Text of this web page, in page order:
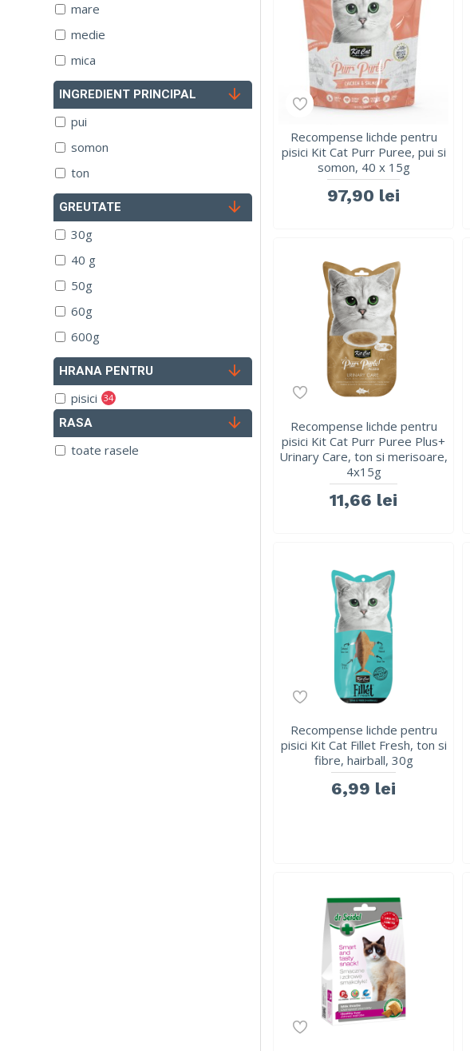
GREUTATE
30g
40 g
50g
60g
600g
mare
medie
mica
HRANA PENTRU
pisici 34
INGREDIENT PRINCIPAL
pui
somon
ton
RASA
toate rasele
Recompense lichde pentru
pisici Kit Cat Purr Puree, pui si
somon, 40 x 15g
97,90 lei
Recompense lichde pentru
pisici Kit Cat Purr Puree Plus+
Urinary Care, ton si merisoare,
4x15g
11,66 lei
Recompense lichde pentru
pisici Kit Cat Fillet Fresh, ton si
fibre, hairball, 30g
6,99 lei